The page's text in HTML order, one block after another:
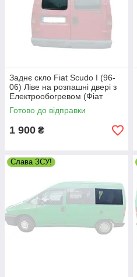
Заднє скло Fiat Scudo I (96-
06) Ліве на розпашні двері з
Електрообогревом (Фіат
Скудо I)
Готово до відправки
1 900 ₴
Слава ЗСУ!